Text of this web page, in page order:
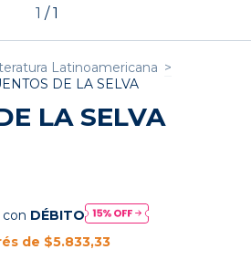
1 /1
Latinoamericana >
DE LA SELVA
LA SELVA
DÉBITO
de $5.833,33